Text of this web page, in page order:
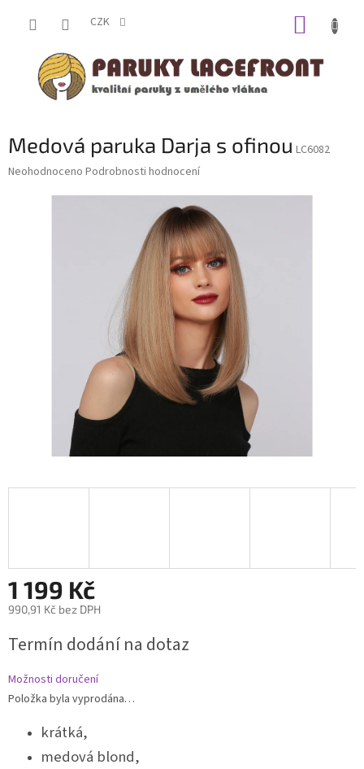
CZK
Medová paruka Darja s ofinou LC6082
Průměrné
Neohodnoceno Podrobnosti hodnocení
1 199 Kč
990,91 Kč bez DPH
cena:
Termín dodání na dotaz
Možnosti doručení
Položka byla vyprodána…
krátká,
medová blond,